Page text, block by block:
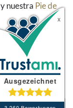
sobre el
de envío.
y nuestra Pie de